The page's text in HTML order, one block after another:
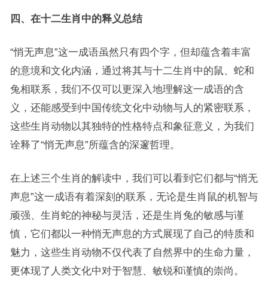
四、在十二生肖中的释义总结
“悄无声息”这一成语虽然只有四个字，但却蕴含着丰富
的意境和文化内涵，通过将其与十二生肖中的鼠、蛇和
兔相联系，我们不仅可以更深入地理解这一成语的含
义，还能感受到中国传统文化中动物与人的紧密联系，
这些生肖动物以其独特的性格特点和象征意义，为我们
诠释了“悄无声息”所蕴含的深邃哲理。
在上述三个生肖的解读中，我们可以看到它们都与“悄无
声息”这一成语有着深刻的联系，无论是生肖鼠的机智与
顽强、生肖蛇的神秘与灵活，还是生肖兔的敏感与谨
慎，它们都以一种悄无声息的方式展现了自己的特质和
魅力，这些生肖动物不仅代表了自然界中的生命力量，
更体现了人类文化中对于智慧、敏锐和谨慎的崇尚。